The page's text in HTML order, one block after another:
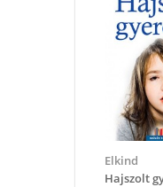
Elkind
​Hajszolt